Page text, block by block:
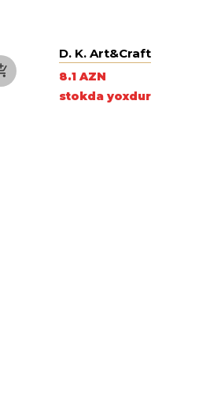
D. K. Art&Craft
8.1 AZN
stokda yoxdur